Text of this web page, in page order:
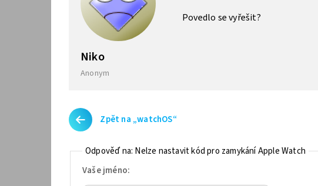
Niko
Anonym
Povedlo se vyřešit?
Zpět na „watchOS“
Odpověď na: Nelze nastavit kód pro zamykání Apple Watch
Vaše jméno: